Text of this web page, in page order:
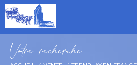
Votre recherche